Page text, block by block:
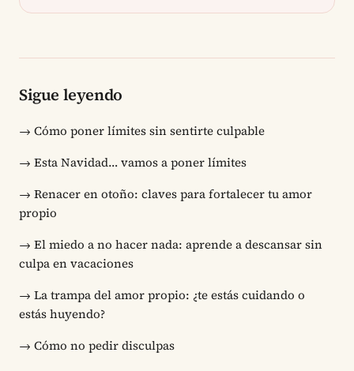
Sigue leyendo
→ Cómo poner límites sin sentirte culpable
→ Esta Navidad… vamos a poner límites
→ Renacer en otoño: claves para fortalecer tu amor
propio
→ El miedo a no hacer nada: aprende a descansar sin
culpa en vacaciones
→ La trampa del amor propio: ¿te estás cuidando o
estás huyendo?
→ Cómo no pedir disculpas